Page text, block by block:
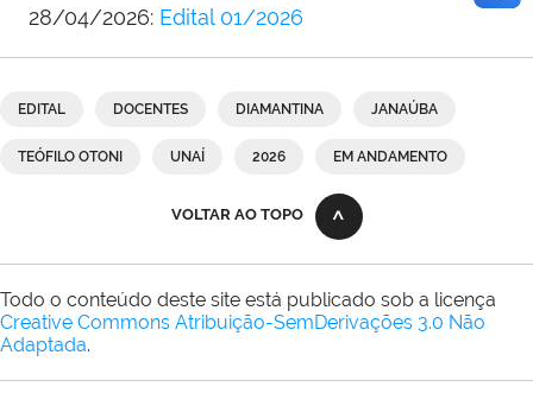
28/04/2026: Edital 01/2026
EDITAL DOCENTES DIAMANTINA JANAÚBA
TEÓFILO OTONI UNAÍ 2026 EM ANDAMENTO
VOLTAR AO TOPO
Todo o conteúdo deste site está publicado sob a licença
Creative Commons Atribuição-SemDerivações 3.0 Não
Adaptada.